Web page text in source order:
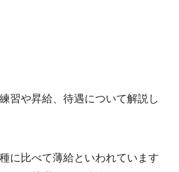
習や昇給、待遇について解説し
に比べて薄給といわれています